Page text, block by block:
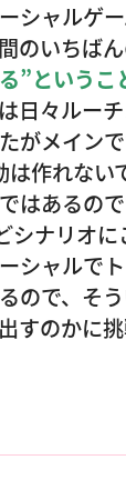
シャルゲ
のいちば
”というこ
日々ルー
がメイン
は作れない
はあるので
シナリオ
シャルで
ので、そ
すのかに